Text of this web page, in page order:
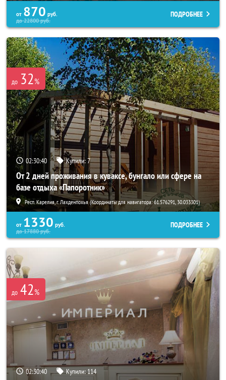
от 870 руб.
до22800руб.
ПОДРОБНЕЕ
до 32%
02:30:38 Купили:7
От 2 дней проживания в куваксе, бунгало или сфере на
базе отдыха «Папоротник»
Респ. Карелия, г. Лахденпохья (Координаты для навигатора: 61.576291, 30.033301)
от 1330 руб.
до17880руб.
ПОДРОБНЕЕ
до 42%
02:30:38 Купили:114